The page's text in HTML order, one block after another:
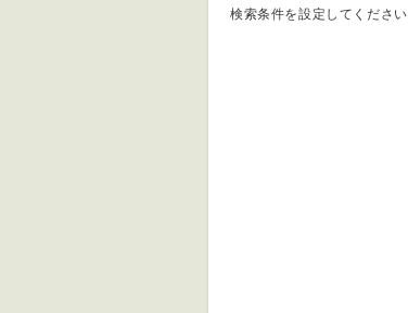
検索条件を設定してください